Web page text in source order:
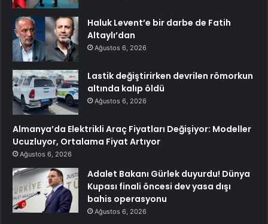
Haluk Levent’e bir darbe de Fatih
Altaylı’dan
Ağustos 6, 2026
Lastik değiştirirken devrilen römorkun
altında kalıp öldü
Ağustos 6, 2026
Almanya’da Elektrikli Araç Fiyatları Değişiyor: Modeller
Ucuzluyor, Ortalama Fiyat Artıyor
Ağustos 6, 2026
Adalet Bakanı Gürlek duyurdu! Dünya
Kupası finali öncesi dev yasa dışı
bahis operasyonu
Ağustos 6, 2026